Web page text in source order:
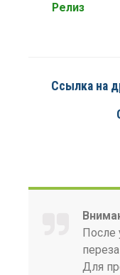
Релиз
Ссылка на
После
Для